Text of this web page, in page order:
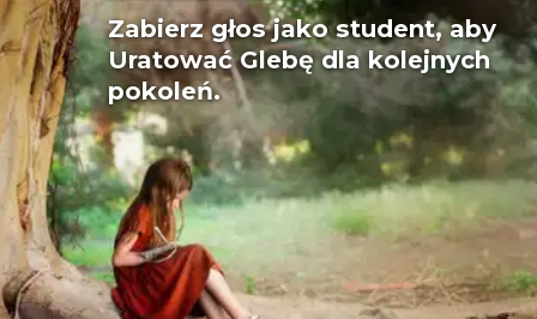
Zabierz głos jako student, aby
Uratować Glebę dla kolejnych
pokoleń.